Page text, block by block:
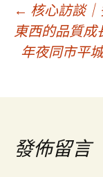
文
章
導
覽
← 核心訪談
東西的品質成
年夜同市平
發佈留言